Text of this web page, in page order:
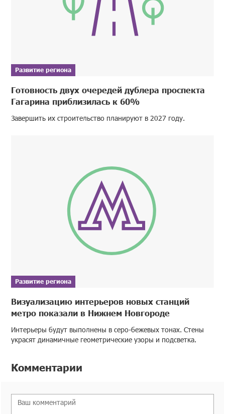
Развитие региона
Готовность двух очередей дублера проспекта
Гагарина приблизилась к 60%
Завершить их строительство планируют в 2027 году.
Развитие региона
Визуализацию интерьеров новых станций
метро показали в Нижнем Новгороде
Интерьеры будут выполнены в серо-бежевых тонах. Стены
украсят динамичные геометрические узоры и подсветка.
Комментарии